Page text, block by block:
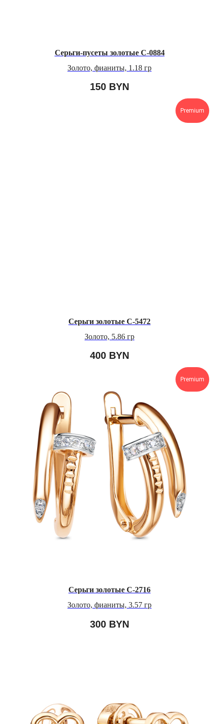
Серьги-пусеты золотые C-0884
Золото, фианиты, 1.18 гр
150 BYN
Premium
Серьги золотые С-5472
Золото, 5.86 гр
400 BYN
Premium
Серьги золотые С-2716
Золото, фианиты, 3.57 гр
300 BYN